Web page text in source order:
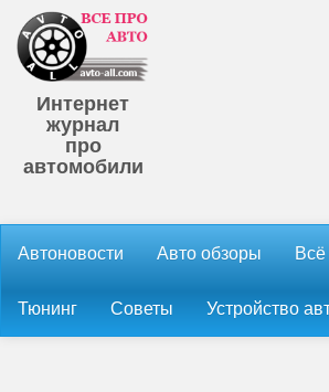
Интернет
журнал
про
автомобили
Автоновости Авто обзоры
Тюнинг Советы Устройство